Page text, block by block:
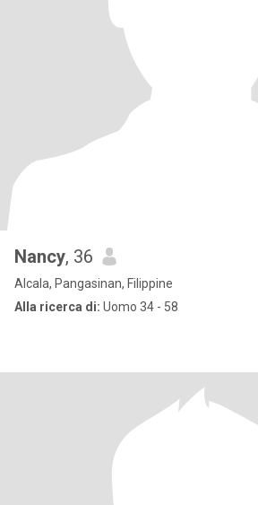
Nancy, 36
Alcala, Pangasinan, Filippine
Alla ricerca di: Uomo 34 - 58